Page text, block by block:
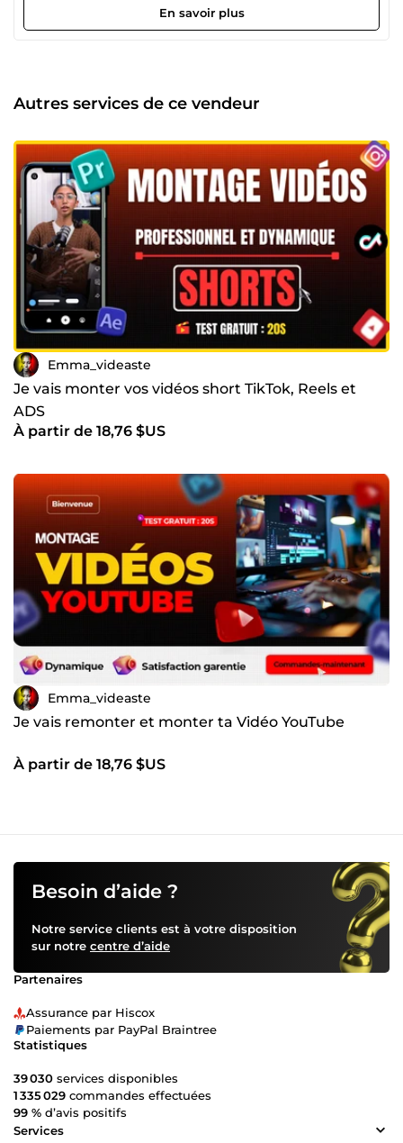
d’extraits courts (Reels / TikTok) Amélioration de l’impact
visuel et émotionnel 💡 Ma différence : Je ne fais pas juste
🚀 Bonus : Grâce à mes compétences en marketing, je sais
aussi adapter les vidéos pour mieux convertir et engager
professionnelles ? Discutons de votre projet.
En savoir plus
Autres services de ce vendeur
Emma_videaste
Je vais monter vos vidéos short TikTok, Reels et
ADS
À partir de 18,76 $US
Emma_videaste
Je vais remonter et monter ta Vidéo YouTube
À partir de 18,76 $US
Besoin d’aide ?
Notre service clients est à votre disposition
sur notre centre d’aide
Partenaires
Assurance par Hiscox
Paiements par PayPal Braintree
Statistiques
39 030 services disponibles
1 335 029 commandes effectuées
99 % d’avis positifs
Services